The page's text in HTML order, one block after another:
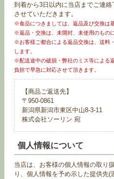
到着から3日以内に当店までご連
させていただきます。
※食品につきましては、返品及び交換は
※返品・交換は、未開封、未使用のもの
※お客様ご都合による返品交換は、送料
します。
※配送途中の破損・弊社のミス等による
負担で早急に対応させて頂きます。
【商品ご返送先】
〒950-0861
新潟県新潟市東区中山8-3-11
株式会社ソーリン 宛
個人情報について
当店は、お客様の個人情報の取り
り、個人情報を予め示した提供先